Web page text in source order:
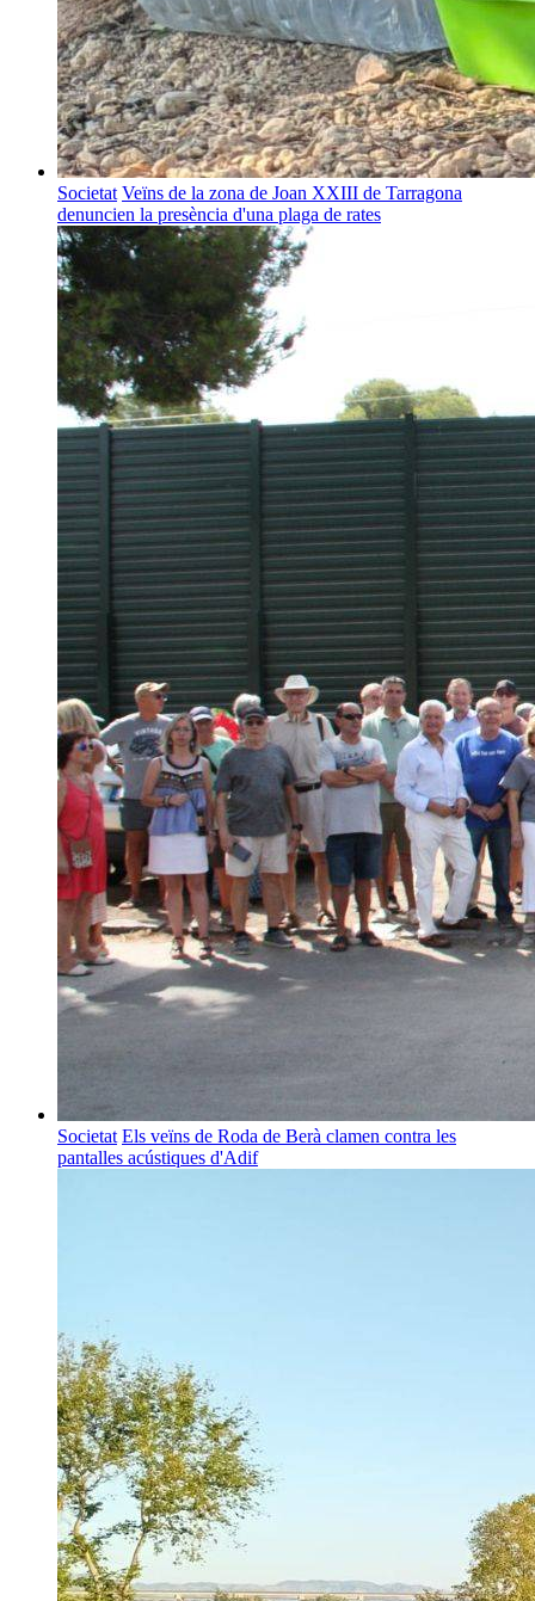
Societat Veïns de la zona de Joan XXIII de Tarragona
denuncien la presència d'una plaga de rates
Societat Els veïns de Roda de Berà clamen contra les
pantalles acústiques d'Adif